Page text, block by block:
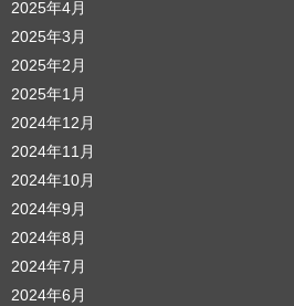
2025年4月
2025年3月
2025年2月
2025年1月
2024年12月
2024年11月
2024年10月
2024年9月
2024年8月
2024年7月
2024年6月